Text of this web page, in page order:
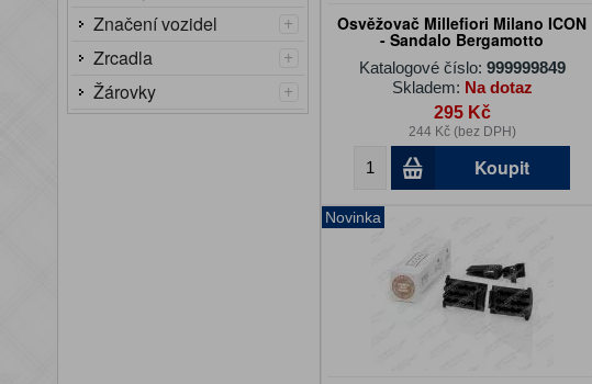
Značení vozidel
+
Zrcadla
+
Žárovky
+
Osvěžovač Millefiori Milano ICON
- Sandalo Bergamotto
Katalogové číslo: 999999849
Skladem: Na dotaz
295 Kč
244 Kč (bez DPH)
Koupit
Novinka